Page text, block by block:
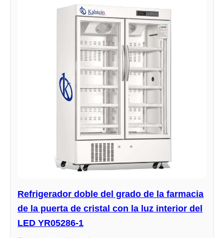
Refrigerador doble del grado de la farmacia
de la puerta de cristal con la luz interior del
LED YR05286-1